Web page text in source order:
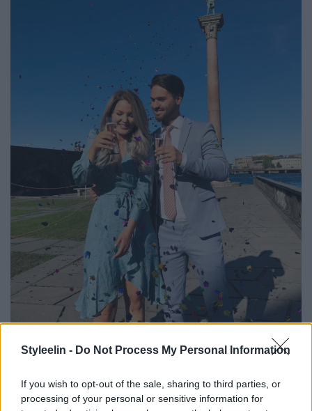
Styleelin - Do Not Process My Personal Information
If you wish to opt-out of the sale, sharing to third parties, or
processing of your personal or sensitive information for
pappa hade köpt skumpa och konfetti, något jag inte